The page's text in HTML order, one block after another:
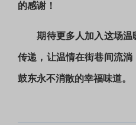
的感谢！
期待更多人加入这场温
传递， 让温情在街巷间流淌
鼓东永不消散的幸福味道。